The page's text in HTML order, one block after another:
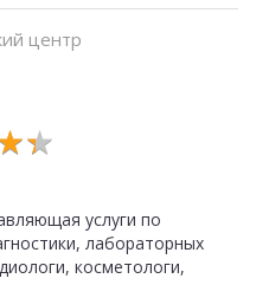
центр
★
★
услуги по
лабораторных
косметологи,